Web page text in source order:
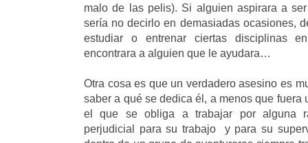
malo de las pelis). Si alguien aspirara a
sería no decirlo en demasiadas ocasiones,
estudiar o entrenar ciertas disciplinas
encontrara a alguien que le ayudara…
Otra cosa es que un verdadero asesino es
saber a qué se dedica él, a menos que fuera
el que se obliga a trabajar por alguna
perjudicial para su trabajo y para su